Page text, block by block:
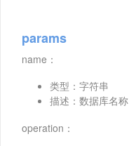
params
name：
类型：字符串
描述：数据库名称
operation：